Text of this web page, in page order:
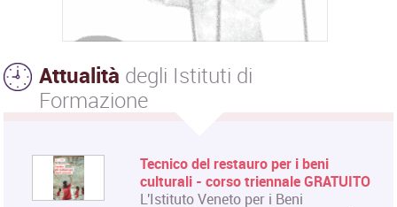
Attualità degli Istituti di
Formazione
Tecnico del restauro per i beni
culturali - corso triennale GRATUITO
L'Istituto Veneto per i Beni